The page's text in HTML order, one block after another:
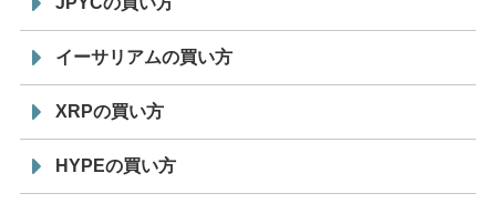
イーサリアムの買い方
XRPの買い方
HYPEの買い方